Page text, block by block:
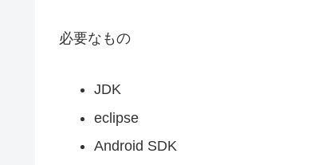
必要なもの
JDK
eclipse
Android SDK